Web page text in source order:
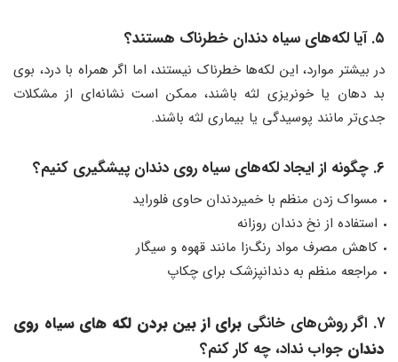
۵. آیا لکه‌های سیاه دندان خطرناک هستند؟
در بیشتر موارد، این لکه‌ها خطرناک نیستند، اما اگر همراه با درد، بوی
بد دهان یا خونریزی لثه باشند، ممکن است نشانه‌ای از مشکلات
جدی‌تر مانند پوسیدگی یا بیماری لثه باشند.
۶. چگونه از ایجاد لکه‌های سیاه روی دندان پیشگیری کنیم؟
مسواک زدن منظم با خمیردندان حاوی فلوراید
استفاده از نخ دندان روزانه
کاهش مصرف مواد رنگ‌زا مانند قهوه و سیگار
مراجعه منظم به دندانپزشک برای چکاپ
۷. اگر روش‌های خانگی
برای از بین بردن لکه های سیاه روی
دندان جواب نداد، چه کار کنم؟